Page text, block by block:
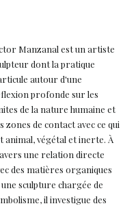
Manzanal est un artiste
dont la pratique
autour d'une
profonde sur les
de la nature humaine et
zones de contact avec ce qui
animal, végétal et inerte. À
une relation directe
des matières organiques
sculpture chargée de
il investigue des